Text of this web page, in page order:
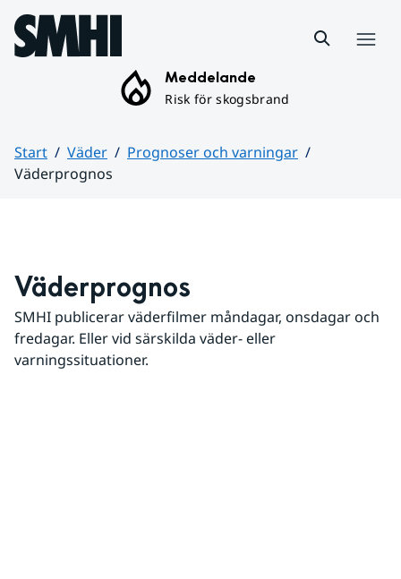
Hoppa till sidans innehåll
Meddelande
Risk för skogsbrand
Start Väder
Prognoser och varningar
Väderprognos
Väderprognos
SMHI publicerar väderfilmer måndagar, onsdagar och
fredagar. Eller vid särskilda väder- eller
varningssituationer.